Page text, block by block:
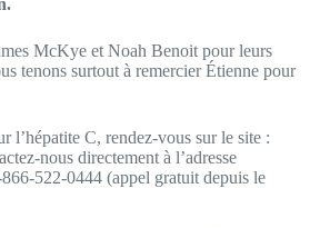
McKye et Noah Benoit pour leurs
tenons surtout à remercier Étienne pour
l’hépatite C, rendez-vous sur le site :
nous directement à l’adresse
522-0444 (appel gratuit depuis le